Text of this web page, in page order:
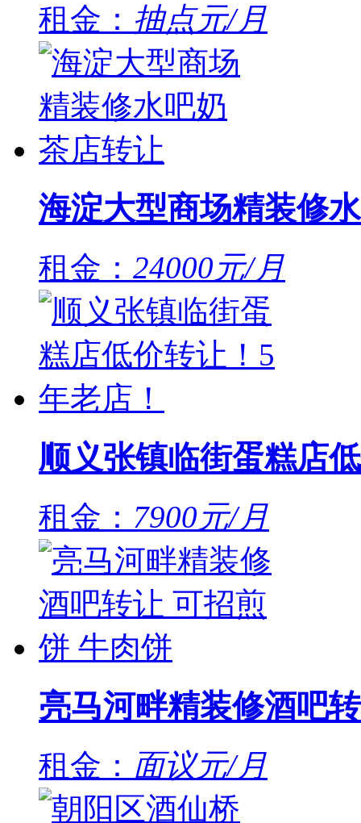
租金： 抽点元/月
海淀大型商场精装修
租金： 24000元/月
顺义张镇临街蛋糕店
租金： 7900元/月
亮马河畔精装修酒吧
租金： 面议元/月